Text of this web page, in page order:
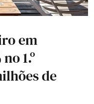
em
1.º
de